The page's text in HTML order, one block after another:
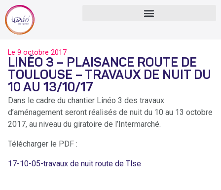
Le 9 octobre 2017
LINÉO 3 – PLAISANCE ROUTE DE
TOULOUSE – TRAVAUX DE NUIT DU
10 AU 13/10/17
Dans le cadre du chantier Linéo 3 des travaux
d’aménagement seront réalisés de nuit du 10 au 13 octobre
2017, au niveau du giratoire de l’Intermarché.
Télécharger le PDF :
17-10-05-travaux de nuit route de Tlse